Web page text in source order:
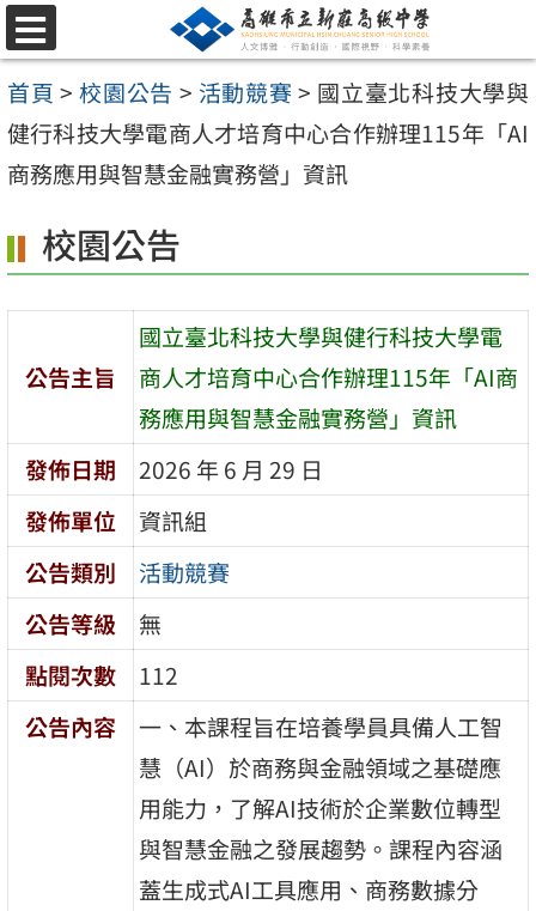
跳
至
主
要
內
區
選
單
首頁 > 校園公告 > 活動競賽 > 國立臺北科技大學與
健行科技大學電商人才培育中心合作辦理115年「AI
商務應用與智慧金融實務營」資訊
校園公告
公告主旨
國立臺北科技大學與健行科技大學電
商人才培育中心合作辦理115年「AI商
務應用與智慧金融實務營」資訊
發佈日期
2026 年 6 月 29 日
發佈單位
資訊組
公告類別
活動競賽
公告等級
無
點閱次數
112
公告內容
一、本課程旨在培養學員具備人工智
慧（AI）於商務與金融領域之基礎應
用能力，了解AI技術於企業數位轉型
與智慧金融之發展趨勢。課程內容涵
蓋生成式AI工具應用、商務數據分